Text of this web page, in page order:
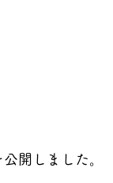
開しました。